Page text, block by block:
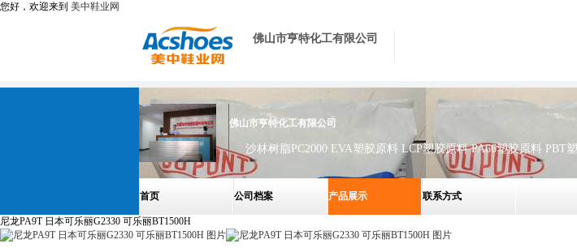
您好，欢迎来到 美中鞋业网
佛山市亨特化工有限公司
佛山市亨特化工有限公司
首页 公司档案 产品展示 联系方式
尼龙PA9T 日本可乐丽G2330 可乐丽BT1500H